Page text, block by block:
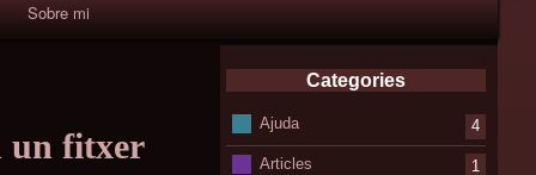
Sobre mi
un fitxer
Categories
Ajuda 4
Articles 1